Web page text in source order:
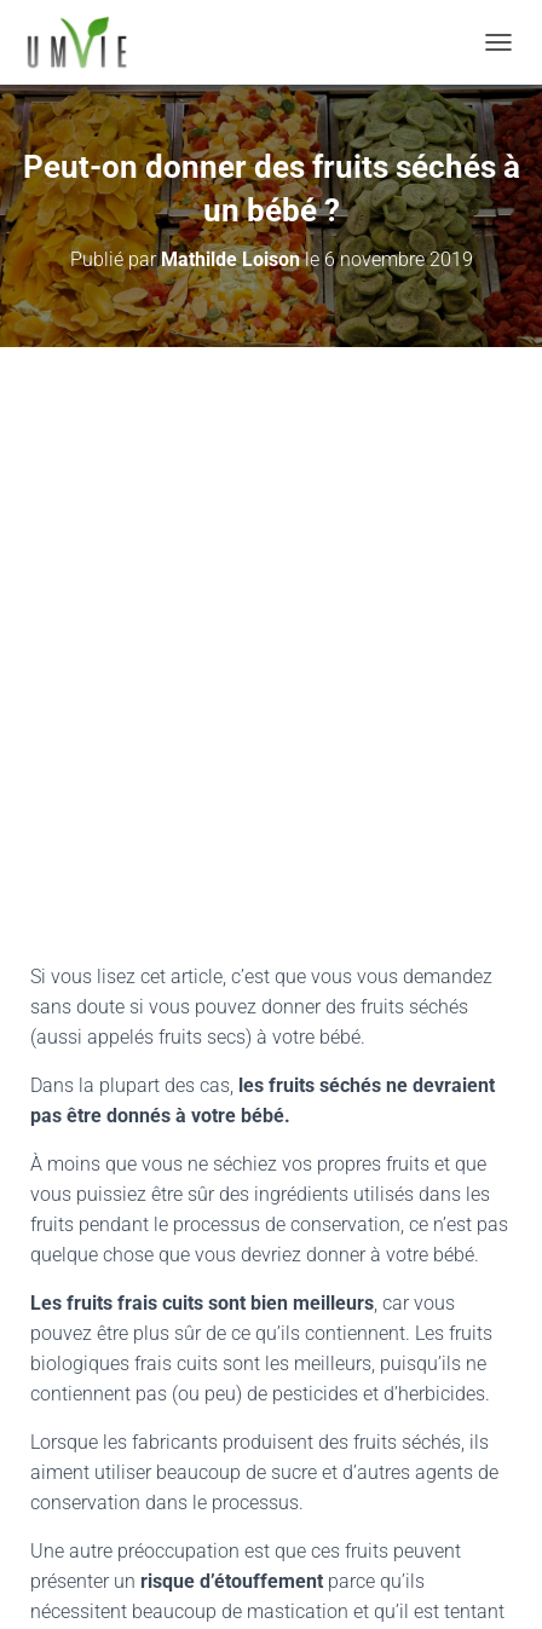
Peut-on donner des fruits séchés à
un bébé ?
Publié parMathilde Loisonle6 novembre 2019
Si vous lisez cet article, c’est que vous vous demandez
sans doute si vous pouvez donner des fruits séchés
(aussi appelés fruits secs) à votre bébé.
Dans la plupart des cas, les fruits séchés ne devraient
pas être donnés à votre bébé.
À moins que vous ne séchiez vos propres fruits et que
vous puissiez être sûr des ingrédients utilisés dans les
fruits pendant le processus de conservation, ce n’est pas
quelque chose que vous devriez donner à votre bébé.
Les fruits frais cuits sont bien meilleurs, car vous
pouvez être plus sûr de ce qu’ils contiennent. Les fruits
biologiques frais cuits sont les meilleurs, puisqu’ils ne
contiennent pas (ou peu) de pesticides et d’herbicides.
Lorsque les fabricants produisent des fruits séchés, ils
aiment utiliser beaucoup de sucre et d’autres agents de
conservation dans le processus.
Une autre préoccupation est que ces fruits peuvent
présenter un risque d’étouffement parce qu’ils
nécessitent beaucoup de mastication et qu’il est tentant